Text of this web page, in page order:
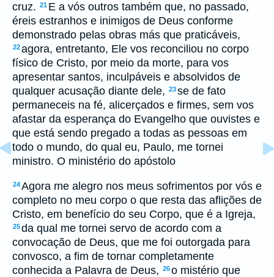
cruz. 21 E a vós outros também que, no passado,
éreis estranhos e inimigos de Deus conforme
demonstrado pelas obras más que praticáveis,
22agora, entretanto, Ele vos reconciliou no corpo
físico de Cristo, por meio da morte, para vos
apresentar santos, inculpáveis e absolvidos de
qualquer acusação diante dele, 23se de fato
permaneceis na fé, alicerçados e firmes, sem vos
afastar da esperança do Evangelho que ouvistes e
que está sendo pregado a todas as pessoas em
todo o mundo, do qual eu, Paulo, me tornei
ministro. O ministério do apóstolo
24Agora me alegro nos meus sofrimentos por vós e
completo no meu corpo o que resta das aflições de
Cristo, em benefício do seu Corpo, que é a Igreja,
25da qual me tornei servo de acordo com a
convocação de Deus, que me foi outorgada para
convosco, a fim de tornar completamente
conhecida a Palavra de Deus, 26o mistério que